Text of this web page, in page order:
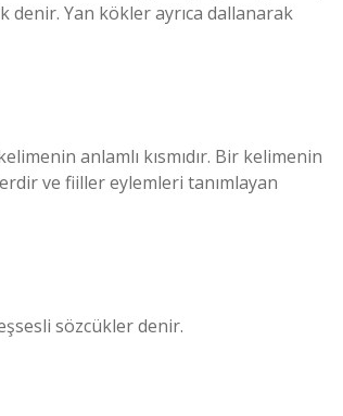
denir. Yan kökler ayrıca dallanarak
anlamlı kısmıdır. Bir kelimenin
ve fiiller eylemleri tanımlayan
sözcükler denir.